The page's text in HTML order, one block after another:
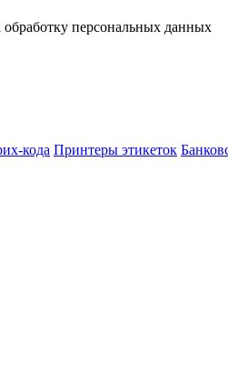
персональных данных
кода Принтеры этикеток